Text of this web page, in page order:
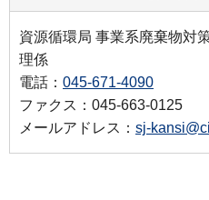
資源循環局 事業系廃棄物対
理係
電話： 045-671-4090
ファクス：045-663-0125
メールアドレス： sj-